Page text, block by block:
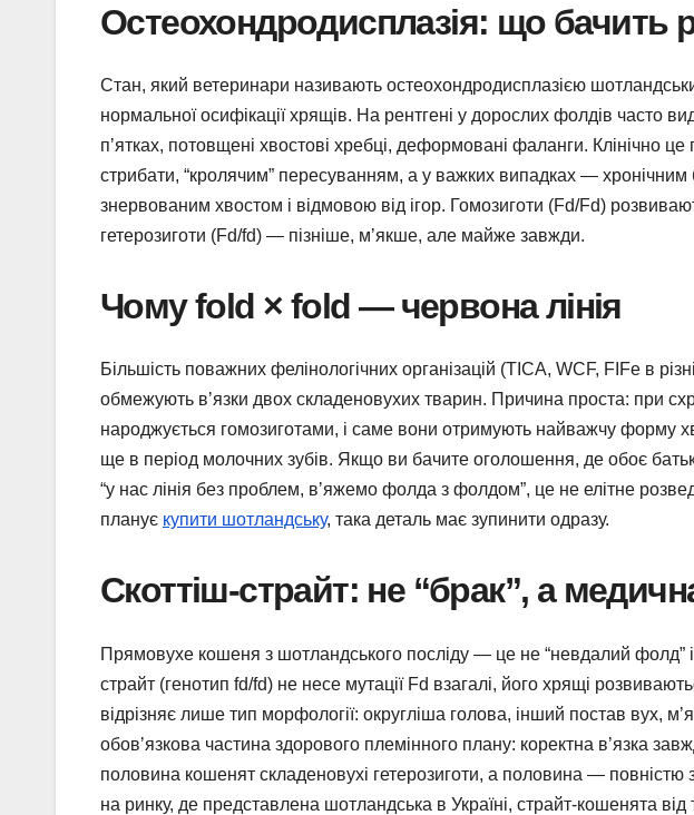
Остеохондродисплазія: що бачить
Стан, який ветеринари називають остеохондродисплазією
нормальної осифікації хрящів. На рентгені у дорослих фолдів часто
пʼятках, потовщені хвостові хребці, деформовані фаланги. Клінічно
стрибати, “кролячим” пересуванням, а у важких випадках —
знервованим хвостом і відмовою від ігор. Гомозиготи (Fd/Fd)
гетерозиготи (Fd/fd) — пізніше, мʼякше, але майже завжди.
Чому fold × fold — червона лінія
Більшість поважних фелінологічних організацій (TICA, WCF, FIFe в
обмежують вʼязки двох складеновухих тварин. Причина проста: при
народжується гомозиготами, і саме вони отримують найважчу форму
ще в період молочних зубів. Якщо ви бачите оголошення, де обоє
“у нас лінія без проблем, вʼяжемо фолда з фолдом”, це не елітне
планує купити шотландську, така деталь має зупинити одразу.
Скоттіш-страйт: не “брак”, а
Прямовухе кошеня з шотландського посліду — це не “невдалий
страйт (генотип fd/fd) не несе мутації Fd взагалі, його хрящі
відрізняє лише тип морфології: округліша голова, інший постав вух,
обовʼязкова частина здорового племінного плану: коректна вʼязка
половина кошенят складеновухі гетерозиготи, а половина — повністю
на ринку, де представлена шотландська в Україні, страйт-кошенята